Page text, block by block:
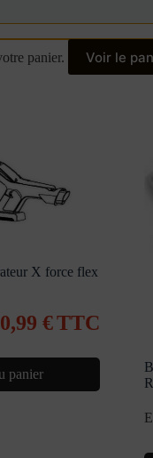
panier.
Voir le
X force flex
€TTC
panier